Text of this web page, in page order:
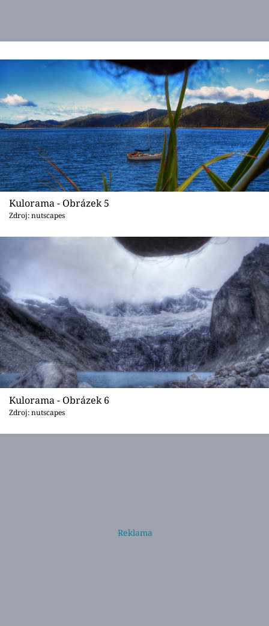
Kulorama - Obrázek 5
Zdroj: nutscapes
Kulorama - Obrázek 6
Zdroj: nutscapes